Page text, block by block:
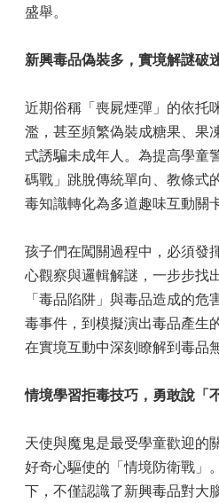
盛舉。
新興毒品偽裝多，實境解謎破
近期俗稱「喪屍煙彈」的依托
濫，甚至頻繁偽裝成糖果、果
式誘騙未成年人。為提高學童
碼戰」跳脫傳統單向、教條式
毒知識轉化為多道趣味互動關卡
孩子們在闖關過程中，必須發
心觀察與邏輯解謎，一步步找
「毒品陷阱」與毒品造成的危
毒事件，到模擬演出毒品產生
在實境互動中深刻瞭解到毒品
情境學習拒毒技巧，勇敢說「
天使與魔鬼是最受學童歡迎的
好奇心驅使的「情境防衛戰」
下，不僅認識了新興毒品對大